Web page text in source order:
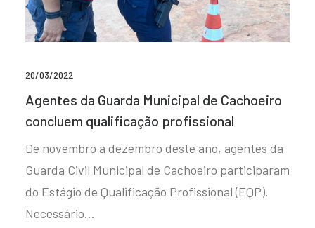
20/03/2022
Agentes da Guarda Municipal de Cachoeiro
concluem qualificação profissional
De novembro a dezembro deste ano, agentes da
Guarda Civil Municipal de Cachoeiro participaram
do Estágio de Qualificação Profissional (EQP).
Necessário…